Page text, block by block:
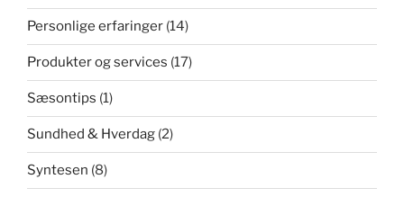
Personlige erfaringer (14)
Produkter og services (17)
Sæsontips (1)
Sundhed & Hverdag (2)
Syntesen (8)